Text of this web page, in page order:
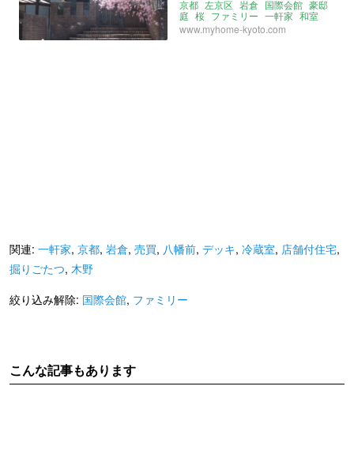
京都 左京区 岩倉 国際会館 豪邸
庭 桜 ファミリー 一軒家 和室
株式会社フラット・エージェンシー
売買
www.myhome-kyoto.com
関連: 一軒家, 京都, 岩倉, 売買, 八幡前, デッキ, 冷蔵室, 店舗付住宅,
掘りごたつ, 木野
絞り込み解除: 国際会館, ファミリー
こんな記事もあります